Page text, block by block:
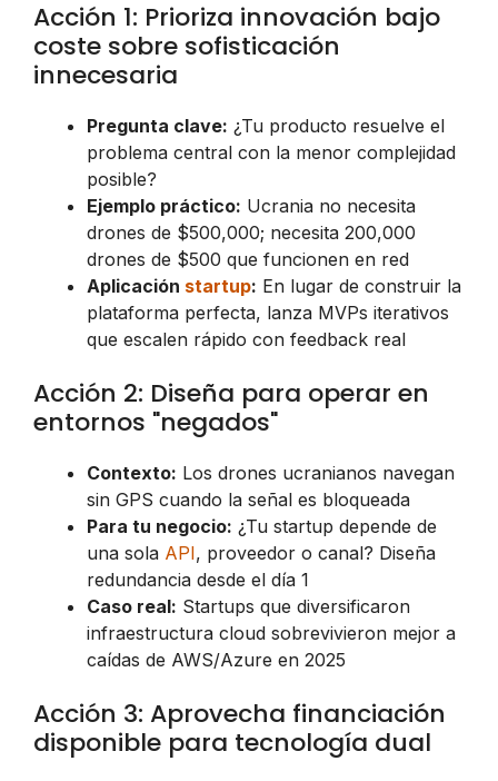
Acción 1: Prioriza innovación bajo
coste sobre sofisticación
innecesaria
Pregunta clave: ¿Tu producto resuelve el
problema central con la menor complejidad
posible?
Ejemplo práctico: Ucrania no necesita
drones de $500,000; necesita 200,000
drones de $500 que funcionen en red
Aplicación startup: En lugar de construir la
plataforma perfecta, lanza MVPs iterativos
que escalen rápido con feedback real
Acción 2: Diseña para operar en
entornos "negados"
Contexto: Los drones ucranianos navegan
sin GPS cuando la señal es bloqueada
Para tu negocio: ¿Tu startup depende de
una sola API, proveedor o canal? Diseña
redundancia desde el día 1
Caso real: Startups que diversificaron
infraestructura cloud sobrevivieron mejor a
caídas de AWS/Azure en 2025
Acción 3: Aprovecha financiación
disponible para tecnología dual